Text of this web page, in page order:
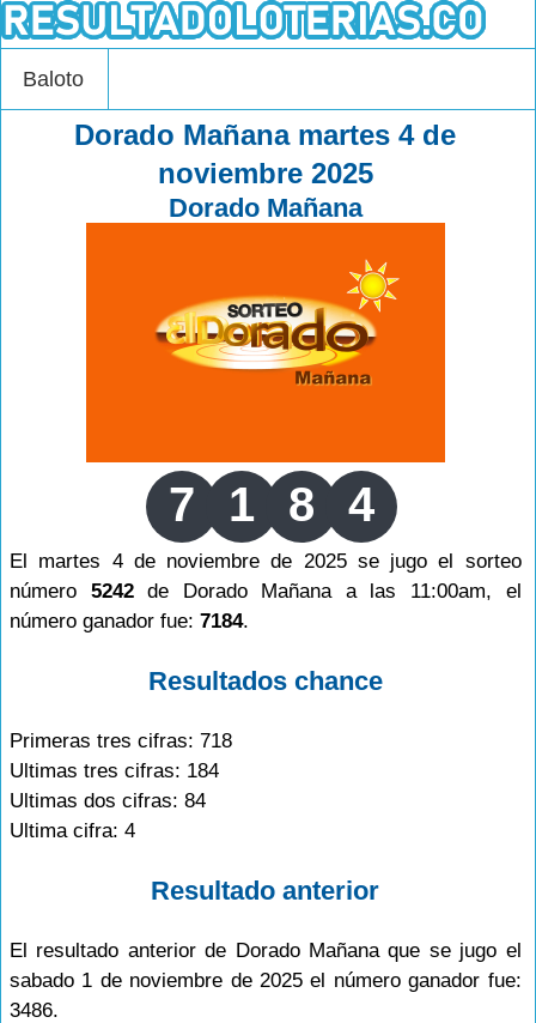
Baloto
Dorado Mañana martes 4 de
noviembre 2025
Dorado Mañana
7 1 8 4
El martes 4 de noviembre de 2025 se jugo el sorteo
número 5242de Dorado Mañana a las 11:00am, el
número ganador fue: 7184.
Resultados chance
Primeras tres cifras: 718
Ultimas tres cifras: 184
Ultimas dos cifras: 84
Ultima cifra: 4
Resultado anterior
El resultado anterior de Dorado Mañana que se jugo el
sabado 1 de noviembre de 2025 el número ganador fue:
3486.